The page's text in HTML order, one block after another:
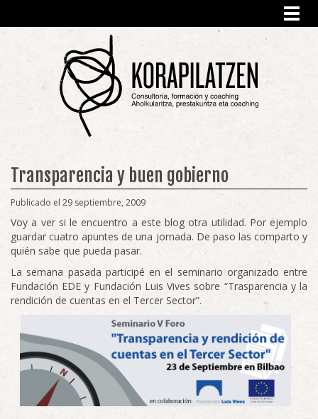
Transparencia y buen gobierno
Publicado el 29 septiembre, 2009
Voy a ver si le encuentro a este blog otra utilidad. Por ejemplo
guardar cuatro apuntes de una jornada. De paso las comparto y
quién sabe que pueda pasar.
La semana pasada participé en el seminario organizado entre
Fundación EDE y Fundación Luis Vives sobre “Trasparencia y la
rendición de cuentas en el Tercer Sector”.